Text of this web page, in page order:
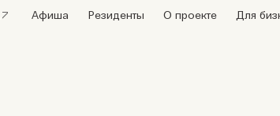
Афиша Резиденты О проекте Для